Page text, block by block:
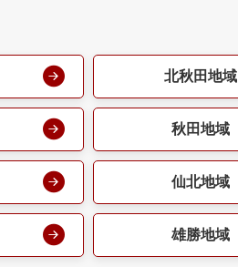
北秋田地域
秋田地域
仙北地域
雄勝地域